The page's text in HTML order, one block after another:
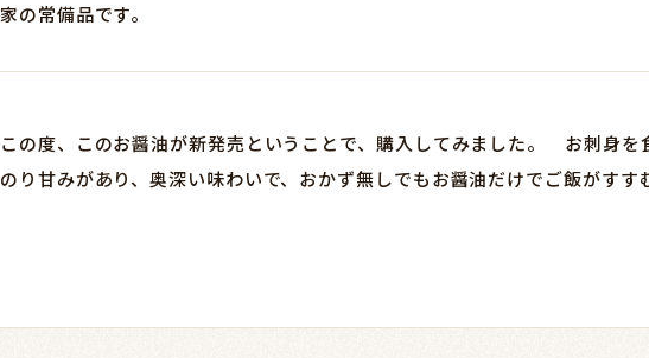
家の常備品です。
この度、このお醤油が新発売ということで、購入してみました。　お刺身
のり甘みがあり、奥深い味わいで、おかず無しでもお醤油だけでご飯がす